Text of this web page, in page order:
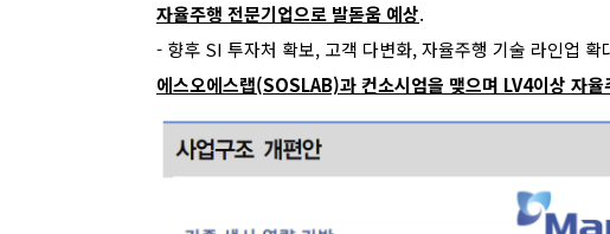
자율주행 전문기업으로 발돋움 예상.
- 향후 SI 투자처 확보, 고객 다변화, 자율주행 기술 라인업
에스오에스랩(SOSLAB)과 컨소시엄을 맺으며 LV4이상 자